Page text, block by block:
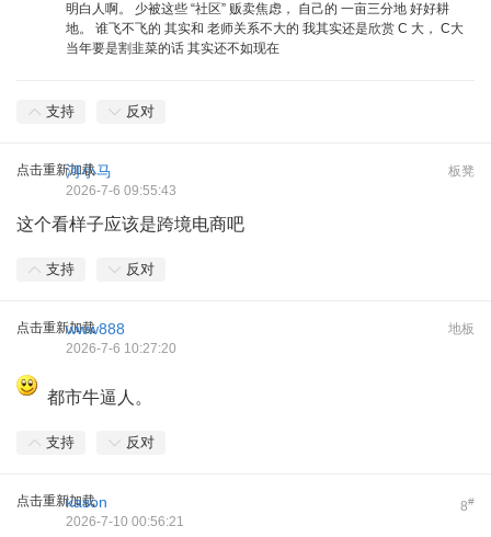
明白人啊。 少被这些 “社区” 贩卖焦虑， 自己的 一亩三分地 好好耕
地。 谁飞不飞的 其实和 老师关系不大的 我其实还是欣赏 C 大， C大
当年要是割韭菜的话 其实还不如现在
支持 反对
点击重新加载 板凳
河小马
2026-7-6 09:55:43
这个看样子应该是跨境电商吧
支持 反对
点击重新加载 地板
www888
2026-7-6 10:27:20
都市牛逼人。
支持 反对
点击重新加载 8#
kason
2026-7-10 00:56:21